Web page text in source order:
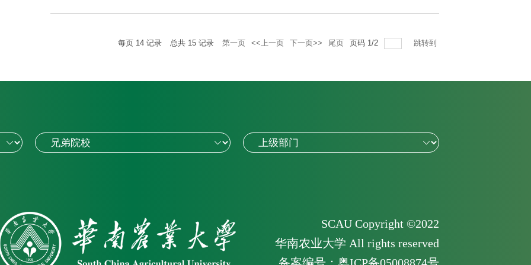
每页 14记录 总共 15记录 第一页 <<上一页 下一页>> 尾页 页码 1 /2 跳转到
SCAU Copyright ©2022
华南农业大学 All rights reserved